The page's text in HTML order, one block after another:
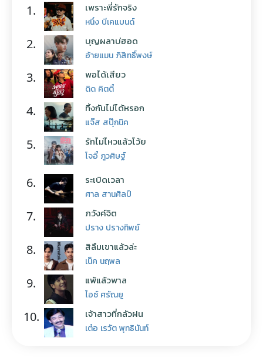
1. เพราะพี่รักจริง
หนึ่ง บีเคแบนด์
2. บุญผลาบ่ฮอด
อ้ายแมน ภิสิทธิ์พงษ์
3. พอได้เสียว
ดิด คิตตี้
4. ทิ้งกันไม่ได้หรอก
แจ๊ส สปุ๊กนิค
5. รักไม่ไหวแล้วโว้ย
โจอี้ ภูวศิษฐ์
6. ระเบิดเวลา
ศาล สานศิลป์
7. ภวังค์จิต
ปราง ปรางทิพย์
8. สิลืมเขาแล้วล่ะ
เน็ค นฤพล
9. แพ้แล้วพาล
ไอซ์ ศรัณยู
10. เจ้าสาวที่กลัวฝน
เต๋อ เรวัต พุทธินันท์